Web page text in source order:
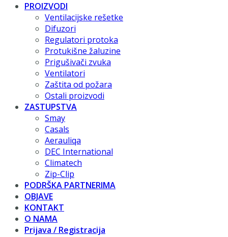
PROIZVODI
Ventilacijske rešetke
Difuzori
Regulatori protoka
Protukišne žaluzine
Prigušivači zvuka
Ventilatori
Zaštita od požara
Ostali proizvodi
ZASTUPSTVA
Smay
Casals
Aerauliqa
DEC International
Climatech
Zip-Clip
PODRŠKA PARTNERIMA
OBJAVE
KONTAKT
O NAMA
Prijava / Registracija